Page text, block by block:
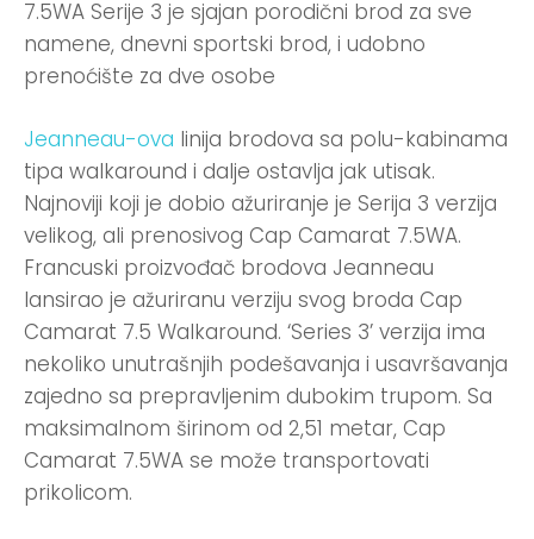
7.5WA Serije 3 je sjajan porodični brod za sve
namene, dnevni sportski brod, i udobno
prenoćište za dve osobe
Jeanneau-ova linija brodova sa polu-kabinama
tipa walkaround i dalje ostavlja jak utisak.
Najnoviji koji je dobio ažuriranje je Serija 3 verzija
velikog, ali prenosivog Cap Camarat 7.5WA.
Francuski proizvođač brodova Jeanneau
lansirao je ažuriranu verziju svog broda Cap
Camarat 7.5 Walkaround. ‘Series 3’ verzija ima
nekoliko unutrašnjih podešavanja i usavršavanja
zajedno sa prepravljenim dubokim trupom. Sa
maksimalnom širinom od 2,51 metar, Cap
Camarat 7.5WA se može transportovati
prikolicom.